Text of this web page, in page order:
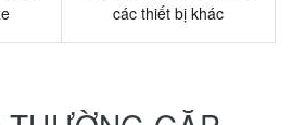
các thiết bị khác